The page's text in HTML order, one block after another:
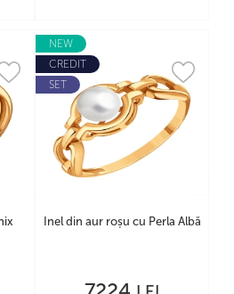
NEW
CREDIT
SET
Inel din aur roșu cu Perla Albă